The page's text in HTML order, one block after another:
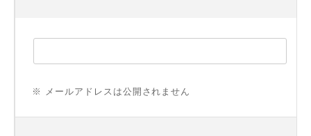
※ メールアドレスは公開されません